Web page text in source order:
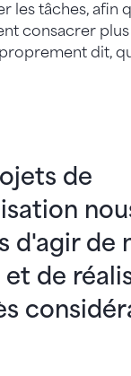
les tâches, afin
consacrer
dit,
de
d'agir de
de